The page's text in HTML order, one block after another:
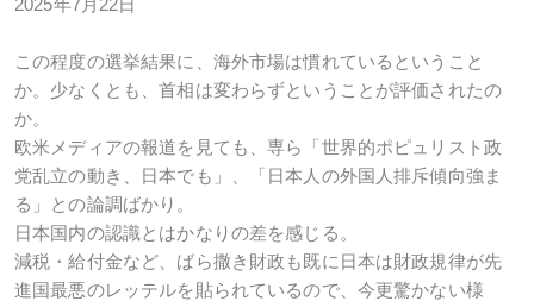
2025年7月 22日
この程度の選挙結果に、海外市場は慣れているということ
か。少なくとも、首相は変わらずということが評価されたの
か。
欧米メディアの報道を見ても、専ら「世界的ポピュリスト政
党乱立の動き、日本でも」、「日本人の外国人排斥傾向強ま
る」との論調ばかり。
日本国内の認識とはかなりの差を感じる。
減税・給付金など、ばら撒き財政も既に日本は財政規律が先
進国最悪のレッテルを貼られているので、今更驚かない様